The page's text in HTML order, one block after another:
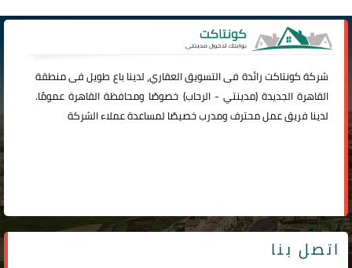
شركةكونتاكترائدة فى التسويق العقاري، لدينا باع طويل فى منطقة
القاهرة الجديدة (مدينتي -الرحاب) خصوصًا ومحافظة القاهرة عمومًا.
لدينا فريق عمل محترف ومدرب خصيصًا لمساعدة عملاء الشركة
اتصل بنا